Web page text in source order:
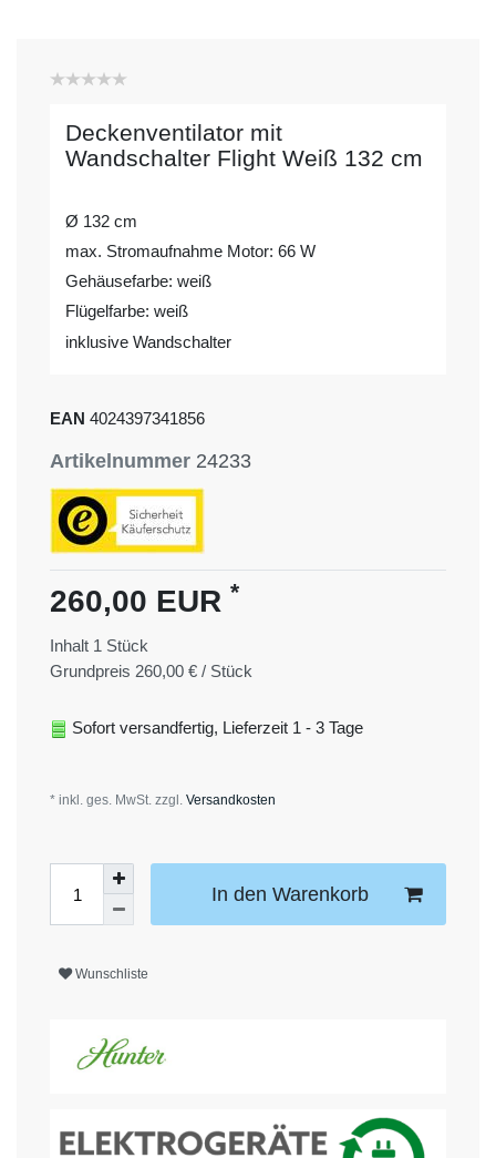
Deckenventilator mit
Wandschalter Flight Weiß 132 cm
Ø 132 cm
max. Stromaufnahme Motor: 66 W
Gehäusefarbe: weiß
Flügelfarbe: weiß
inklusive Wandschalter
EAN 4024397341856
Artikelnummer 24233
260,00 EUR *
Inhalt 1 Stück
Grundpreis 260,00 € / Stück
Sofort versandfertig, Lieferzeit 1 - 3 Tage
* inkl. ges. MwSt. zzgl. Versandkosten
In den Warenkorb
Wunschliste